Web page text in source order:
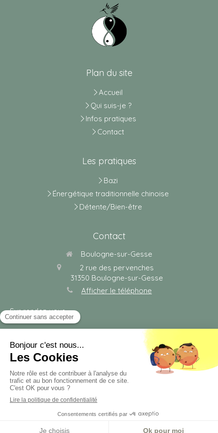
Plan du site
Accueil
Qui suis-je ?
Infos pratiques
Contact
Les pratiques
Bazi
Énergétique traditionnelle chinoise
Détente/Bien-être
Contact
Boulogne-sur-Gesse
2 rue des pervenches
31350 Boulogne-sur-Gesse
Afficher le téléphone
Sur rendez-vous.
Création et référencement du site par Simplébo
Site partenaire deCabinetgerbault